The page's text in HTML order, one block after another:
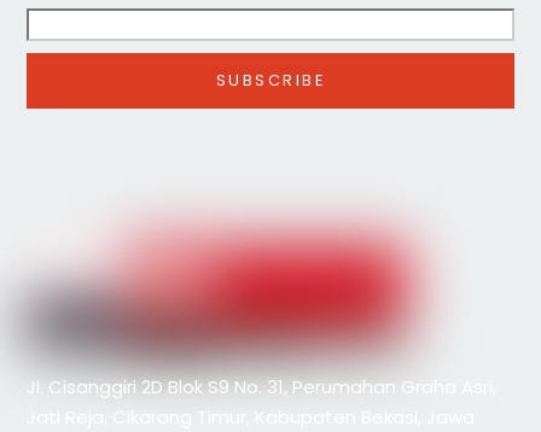
Jl. Cisanggiri 2D Blok S9 No. 31, Perumahan Graha Asri,
Jati Reja, Cikarang Timur, Kabupaten Bekasi, Jawa